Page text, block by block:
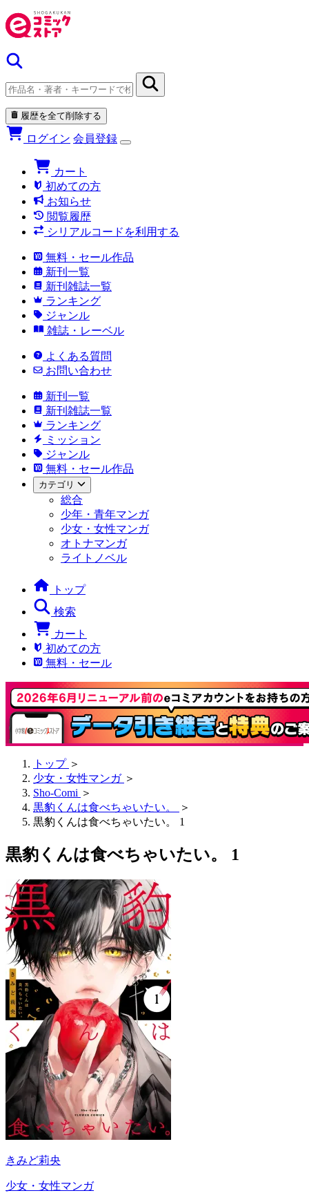
履歴を全て削除する
ログイン 会員登録
カート
初めての方
お知らせ
閲覧履歴
シリアルコードを利用する
無料・セール作品
新刊一覧
新刊雑誌一覧
ランキング
ジャンル
雑誌・レーベル
よくある質問
お問い合わせ
新刊一覧
新刊雑誌一覧
ランキング
ミッション
ジャンル
無料・セール作品
カテゴリ
総合
少年・青年マンガ
少女・女性マンガ
オトナマンガ
ライトノベル
トップ
検索
カート
初めての方
無料・セール
トップ ＞
少女・女性マンガ ＞
Sho-Comi ＞
黒豹くんは食べちゃいたい。
＞
黒豹くんは食べちゃいたい。 1
黒豹くんは食べちゃいたい。 1
きみど莉央
少女・女性マンガ